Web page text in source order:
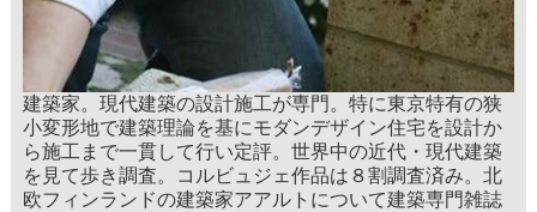
建築家。現代建築の設計施工が専門。特に東京特有の狭
小変形地で建築理論を基にモダンデザイン住宅を設計か
ら施工まで一貫して行い定評。世界中の近代・現代建築
を見て歩き調査。コルビュジェ作品は８割調査済み。北
欧フィンランドの建築家アアルトについて建築専門雑誌